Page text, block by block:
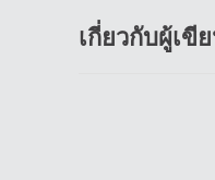
เกี่ยวกับผู้เขี